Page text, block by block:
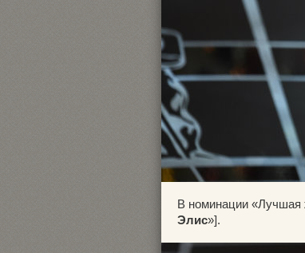
В номинации «Лучшая
Элис»].